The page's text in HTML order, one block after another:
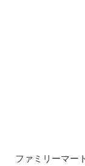
ファミリーマー